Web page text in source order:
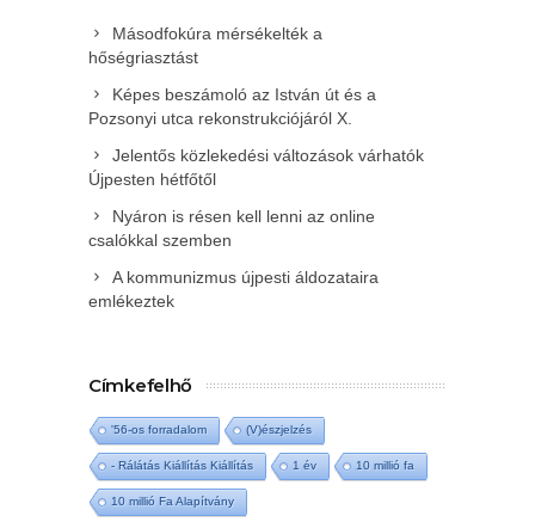
Másodfokúra mérsékelték a
hőségriasztást
Képes beszámoló az István út és a
Pozsonyi utca rekonstrukciójáról X.
Jelentős közlekedési változások várhatók
Újpesten hétfőtől
Nyáron is résen kell lenni az online
csalókkal szemben
A kommunizmus újpesti áldozataira
emlékeztek
Címkefelhő
'56-os forradalom (V)észjelzés
- Rálátás Kiállítás Kiállítás 1 év 10 millió fa
10 millió Fa Alapítvány